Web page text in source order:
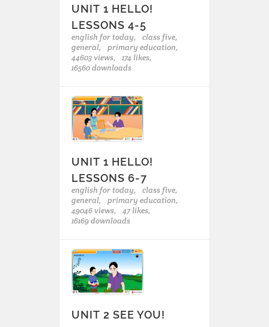
UNIT 1 HELLO!
LESSONS 4-5
english for today,
class five,
general,
primary education,
44603 views,
174 likes,
16560 downloads
UNIT 1 HELLO!
LESSONS 6-7
english for today,
class five,
general,
primary education,
49046 views,
47 likes,
16169 downloads
UNIT 2 SEE YOU!